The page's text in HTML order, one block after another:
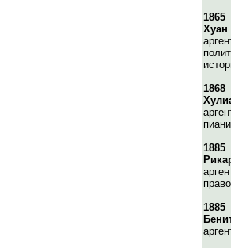
1865
Хуан
1868
1885
1885